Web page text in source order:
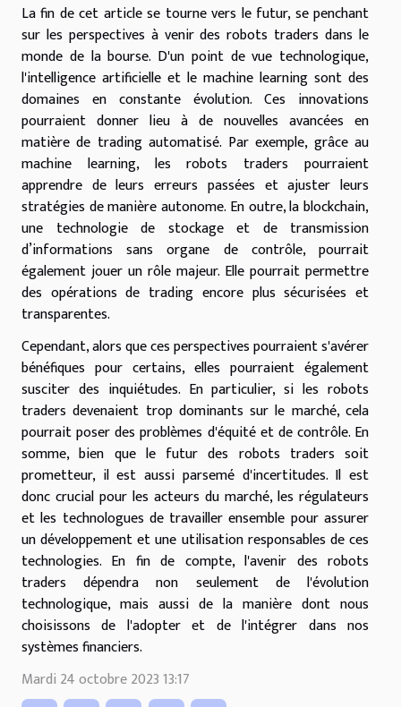
La fin de cet article se tourne vers le futur, se penchant
sur les perspectives à venir des robots traders dans le
monde de la bourse. D'un point de vue technologique,
l'intelligence artificielle et le machine learning sont des
domaines en constante évolution. Ces innovations
pourraient donner lieu à de nouvelles avancées en
matière de trading automatisé. Par exemple, grâce au
machine learning, les robots traders pourraient
apprendre de leurs erreurs passées et ajuster leurs
stratégies de manière autonome. En outre, la blockchain,
une technologie de stockage et de transmission
d’informations sans organe de contrôle, pourrait
également jouer un rôle majeur. Elle pourrait permettre
des opérations de trading encore plus sécurisées et
transparentes.
Cependant, alors que ces perspectives pourraient s'avérer
bénéfiques pour certains, elles pourraient également
susciter des inquiétudes. En particulier, si les robots
traders devenaient trop dominants sur le marché, cela
pourrait poser des problèmes d'équité et de contrôle. En
somme, bien que le futur des robots traders soit
prometteur, il est aussi parsemé d'incertitudes. Il est
donc crucial pour les acteurs du marché, les régulateurs
et les technologues de travailler ensemble pour assurer
un développement et une utilisation responsables de ces
technologies. En fin de compte, l'avenir des robots
traders dépendra non seulement de l'évolution
technologique, mais aussi de la manière dont nous
choisissons de l'adopter et de l'intégrer dans nos
systèmes financiers.
Mardi 24 octobre 2023 13:17